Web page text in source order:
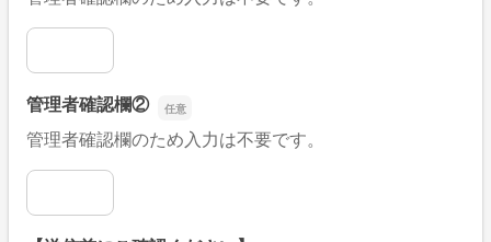
管理者確認欄①
管理者確認欄②
管理者確認欄のため入力は不要です。
管理者確認欄②